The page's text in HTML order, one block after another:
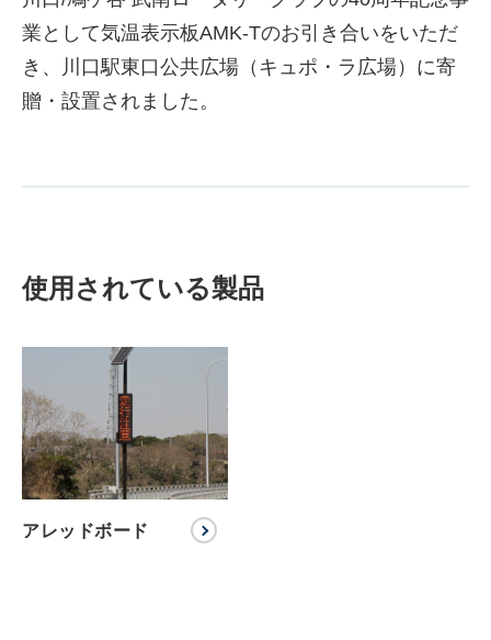
業として気温表示板AMK-Tのお引き合いをいただ
き、川口駅東口公共広場（キュポ・ラ広場）に寄
贈・設置されました。
使用されている製品
アレッドボード